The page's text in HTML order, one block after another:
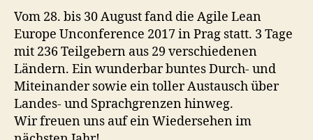
Vom 28. bis 30 August fand die Agile Lean
Europe Unconference 2017 in Prag statt. 3 Tage
mit 236 Teilgebern aus 29 verschiedenen
Ländern. Ein wunderbar buntes Durch- und
Miteinander sowie ein toller Austausch über
Landes- und Sprachgrenzen hinweg.
Wir freuen uns auf ein Wiedersehen im